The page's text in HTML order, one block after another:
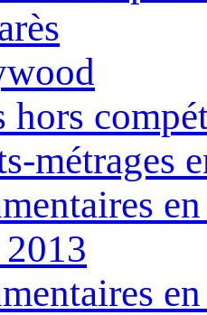
hors
métrages